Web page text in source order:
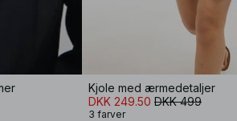
Kjole med ærmedetaljer
DKK 249.50 DKK 499
3 farver